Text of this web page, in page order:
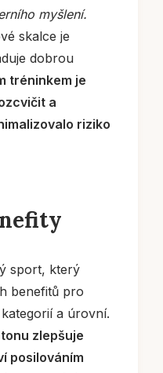
myšlení.
skalce je
dobrou
tréninkem je
a
riziko
sport, který
benefitů pro
a úrovní.
zlepšuje
posilováním